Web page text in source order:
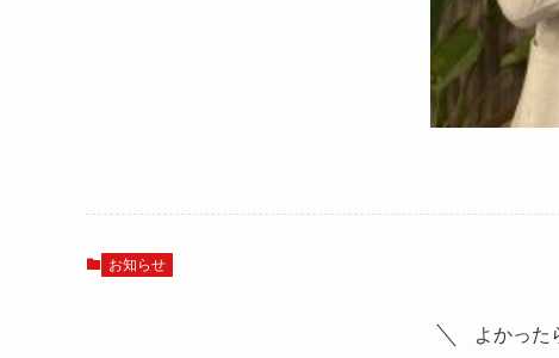
お知らせ
よかった